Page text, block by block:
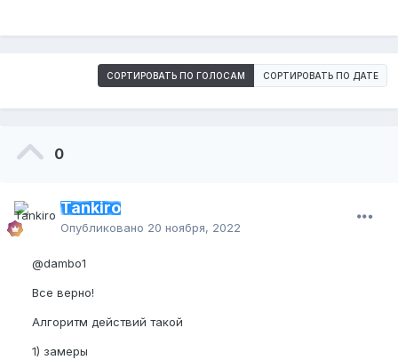
СОРТИРОВАТЬ ПО ГОЛОСАМ СОРТИРОВАТЬ ПО ДАТЕ
0
Tankiro
Опубликовано 20 ноября, 2022
@dambo1
Все верно!
Алгоритм действий такой
1) замеры